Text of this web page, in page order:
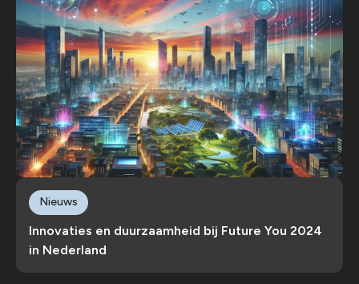
Innovaties en duurzaamheid bij Future You 2024
in Nederland
Nieuws